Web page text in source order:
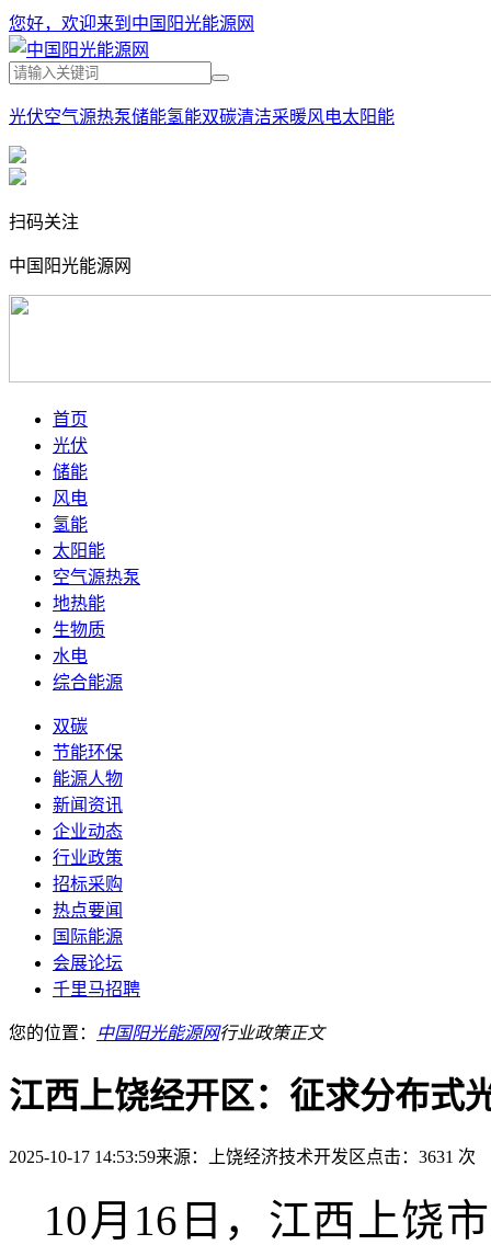
您好，欢迎来到中国阳光能源网
光伏空气源热泵储能氢能双碳清洁采暖风电太阳能
扫码关注
中国阳光能源网
首页
光伏
储能
风电
氢能
太阳能
空气源热泵
地热能
生物质
水电
综合能源
双碳
节能环保
能源人物
新闻资讯
企业动态
行业政策
招标采购
热点要闻
国际能源
会展论坛
千里马招聘
您的位置： 中国阳光能源网行业政策正文
江西上饶经开区：征求分布式
2025-10-17 14:53:59来源：上饶经济技术开发区点击：3631 次
10月16日，江西上饶